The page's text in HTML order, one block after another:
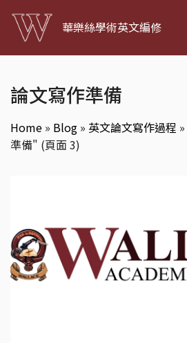
華樂絲學術英文編修
論文寫作準備
Home » Blog » 英文論文寫作過程 »
準備" (頁面 3)